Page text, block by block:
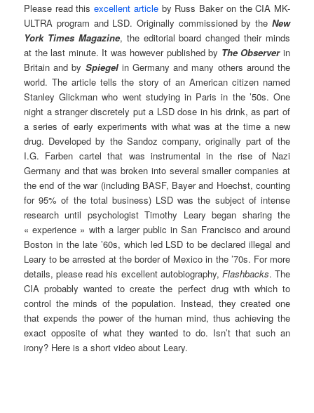
Please read thisexcellent articleby Russ Baker on the CIA MK-
ULTRA program and LSD. Originally commissioned by the New
York Times Magazine, the editorial board changed their minds
at the last minute. It was however published by The Observerin
Britain and by Spiegelin Germany and many others around the
world. The article tells the story of an American citizen named
Stanley Glickman who went studying in Paris in the ’50s. One
night a stranger discretely put a LSD dose in his drink, as part of
a series of early experiments with what was at the time a new
drug. Developed by the Sandoz company, originally part of the
I.G. Farben cartel that was instrumental in the rise of Nazi
Germany and that was broken into several smaller companies at
the end of the war (including BASF, Bayer and Hoechst, counting
for 95% of the total business) LSD was the subject of intense
research until psychologist Timothy Leary began sharing the
« experience » with a larger public in San Francisco and around
Boston in the late ’60s, which led LSD to be declared illegal and
Leary to be arrested at the border of Mexico in the ’70s. For more
details, please read his excellent autobiography, Flashbacks. The
CIA probably wanted to create the perfect drug with which to
control the minds of the population. Instead, they created one
that expends the power of the human mind, thus achieving the
exact opposite of what they wanted to do. Isn’t that such an
irony? Here is a short video about Leary.